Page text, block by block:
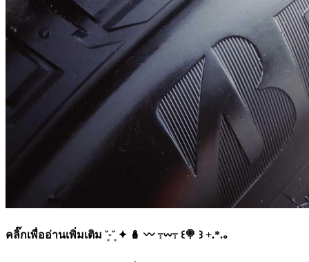
คลิ๊กเพื่ออ่านเพิ่มเติม ˘͈ᵕ˘͈ ✦ 🪆 〰️ ߹𖥦߹ ꒰🍭 ꒱ +.*.｡